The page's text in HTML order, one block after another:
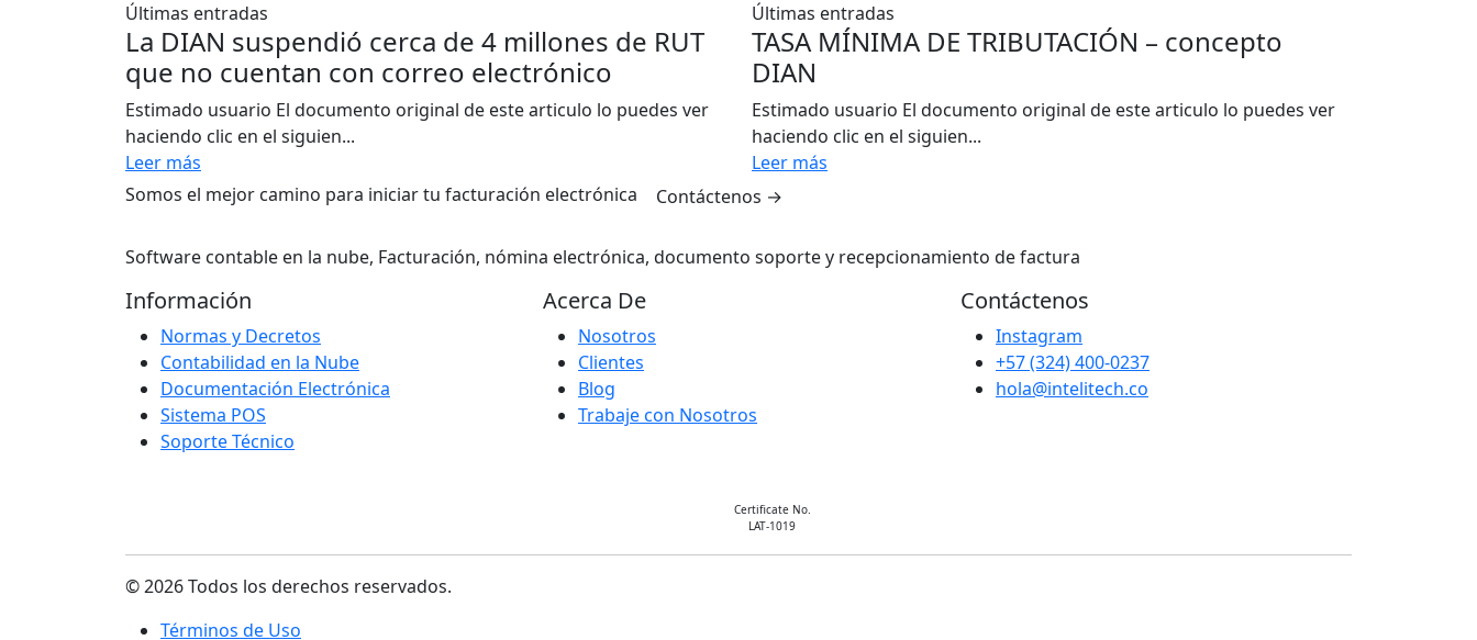
Últimas entradas
La DIAN suspendió cerca de 4 millones de RUT
que no cuentan con correo electrónico
Estimado usuario El documento original de este articulo lo puedes ver
haciendo clic en el siguien...
Leer más
Últimas entradas
TASA MÍNIMA DE TRIBUTACIÓN – concepto
DIAN
Estimado usuario El documento original de este articulo lo puedes ver
haciendo clic en el siguien...
Leer más
Somos el mejor camino para iniciar tu facturación electrónica
Contáctenos →
Software contable en la nube, Facturación, nómina electrónica, documento soporte y recepcionamiento de factura
Información
Normas y Decretos
Contabilidad en la Nube
Documentación Electrónica
Sistema POS
Soporte Técnico
Acerca De
Nosotros
Clientes
Blog
Trabaje con Nosotros
Contáctenos
Instagram
+57 (324) 400-0237
hola@intelitech.co
Certificate No.
LAT-1019
© 2026 Todos los derechos reservados.
Términos de Uso